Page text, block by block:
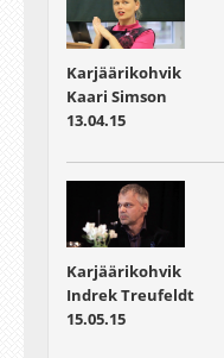
Karjäärikohvik
Kaari Simson
13.04.15
Karjäärikohvik
Indrek Treufeldt
15.05.15